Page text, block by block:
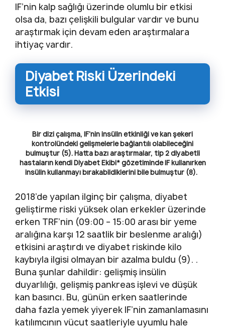
IF’nin kalp sağlığı üzerinde olumlu bir etkisi
olsa da, bazı çelişkili bulgular vardır ve bunu
araştırmak için devam eden araştırmalara
ihtiyaç vardır.
Diyabet Riski Üzerindeki
Etkisi
Bir dizi çalışma, IF’nin insülin etkinliği ve kan şekeri
kontrolündeki gelişmelerle bağlantılı olabileceğini
bulmuştur (5). Hatta bazı araştırmalar, tip 2 diyabetli
hastaların kendi Diyabet Ekibi* gözetiminde IF kullanırken
insülin kullanmayı bırakabildiklerini bile bulmuştur (8).
2018’de yapılan ilginç bir çalışma, diyabet
geliştirme riski yüksek olan erkekler üzerinde
erken TRF’nin (09:00 – 15:00 arası bir yeme
aralığına karşı 12 saatlik bir beslenme aralığı)
etkisini araştırdı ve diyabet riskinde kilo
kaybıyla ilgisi olmayan bir azalma buldu (9). .
Buna şunlar dahildir: gelişmiş insülin
duyarlılığı, gelişmiş pankreas işlevi ve düşük
kan basıncı. Bu, günün erken saatlerinde
daha fazla yemek yiyerek IF’nin zamanlamasını
katılımcının vücut saatleriyle uyumlu hale